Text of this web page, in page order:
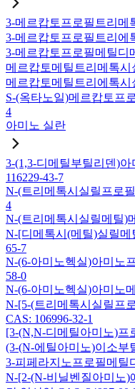
3-메르캅토프로필트리메
3-메르캅토프로필트리에
3-메르캅토프로필메틸디
메르캅토메틸트리메톡시
메르캅토메틸트리에톡시
S-(옥타노일)메르캅토프
4
아미노 실란
3-(1,3-디메틸부틸리덴)
116229-43-7
N-(트리메톡시실릴프로
4
N-(트리메톡시실릴메틸)
N-[디메톡시(메틸)실릴메
65-7
N-(6-아미노헥실)아미노
58-0
N-(6-아미노헥실)아미노
N-[5-(트리메톡시실릴프
CAS: 106996-32-1
[3-(N,N-디메틸아미노)프
(3-(N-에틸아미노)이소부
3-피페라지노프로필메틸
N-[2-(N-비닐벤질아미노)